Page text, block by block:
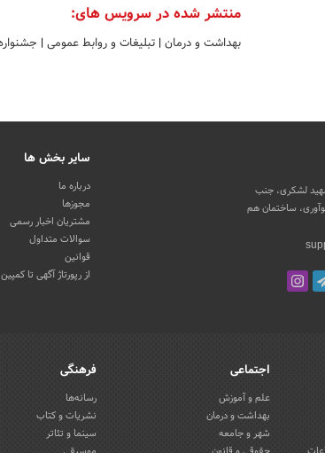
منتشر شده در سرویس های:
بهداشت و درمان | تبلیغات و روابط عمومی |
شهید لشکری، جنب
ساختمان هم
سایر بخش ها
درباره ما
مجوزها
مشتریان اخبار رسمی
سوالات متداول
قوانین
از رپورتاژ آگهی تا
اجتماعی
علم و آموزش
بهداشت و درمان
شهر و جامعه
فرهنگی
رسانه‌ها
نشریات و کتاب
سینما و تئاتر